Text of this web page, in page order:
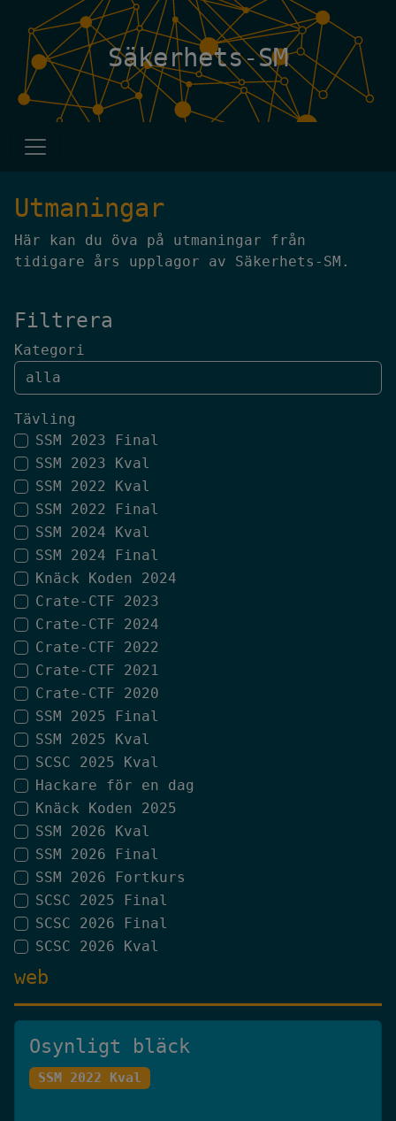
Säkerhets-SM
Utmaningar
Här kan du öva på utmaningar från
tidigare års upplagor av Säkerhets-SM.
Filtrera
Kategori
Tävling
SSM 2023 Final
SSM 2023 Kval
SSM 2022 Kval
SSM 2022 Final
SSM 2024 Kval
SSM 2024 Final
Knäck Koden 2024
Crate-CTF 2023
Crate-CTF 2024
Crate-CTF 2022
Crate-CTF 2021
Crate-CTF 2020
SSM 2025 Final
SSM 2025 Kval
SCSC 2025 Kval
Hackare för en dag
Knäck Koden 2025
SSM 2026 Kval
SSM 2026 Final
SSM 2026 Fortkurs
SCSC 2025 Final
SCSC 2026 Final
SCSC 2026 Kval
web
Osynligt bläck
SSM 2022 Kval